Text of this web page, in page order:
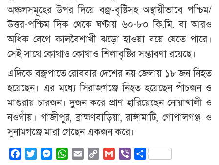
অঞ্চলসমূহের উপর দিয়ে বজ্র-বৃষ্টিসহ অস্থায়ীভাবে পশ্চিম/
উত্তর-পশ্চিম দিক থেকে ঘণ্টায় ৬০-৮০ কি.মি. বা আরও
অধিক বেগে কালবৈশাখী ঝড়ো হাওয়া বয়ে যেতে পারে।
সেই সাথে কোথাও কোথাও শিলাবৃষ্টির সম্ভাবণা রয়েছে।
এদিকে বজ্রপাতে রোববার দেশের নয় জেলায় ১৮ জন নিহত
হয়েছেন। এর মধ্যে সিরাজগঞ্জে নিহত হয়েছেন পাঁচজন ও
মাগুরায় চারজন। দুজন করে প্রাণ হারিয়েছেন নোয়াখালী ও
নওগাঁয়। গাজীপুর, ব্রাহ্মণবাড়িয়া, রাঙ্গামাটি, গোপালগঞ্জ ও
সুনামগঞ্জে মারা গেছেন একজন করে।
FacebookTwitterMessenger
WhatsApp
Email Copy
Gmail ViberShare